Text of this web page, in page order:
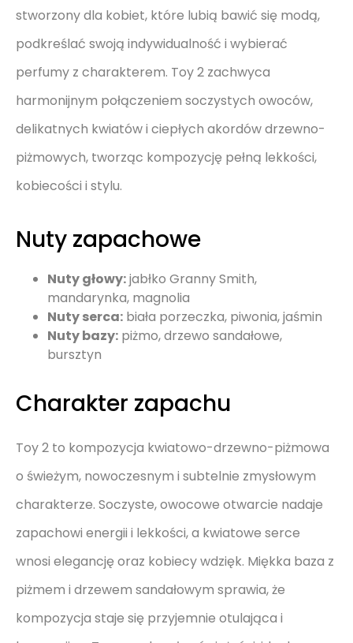
stworzony dla kobiet, które lubią bawić się modą,
podkreślać swoją indywidualność i wybierać
perfumy z charakterem. Toy 2 zachwyca
harmonijnym połączeniem soczystych owoców,
delikatnych kwiatów i ciepłych akordów drzewno-
piżmowych, tworząc kompozycję pełną lekkości,
kobiecości i stylu.
Nuty zapachowe
Nuty głowy:jabłko Granny Smith,
mandarynka, magnolia
Nuty serca: biała porzeczka, piwonia, jaśmin
Nuty bazy: piżmo, drzewo sandałowe,
bursztyn
Charakter zapachu
Toy 2 to kompozycja kwiatowo-drzewno-piżmowa
o świeżym, nowoczesnym i subtelnie zmysłowym
charakterze. Soczyste, owocowe otwarcie nadaje
zapachowi energii i lekkości, a kwiatowe serce
wnosi elegancję oraz kobiecy wdzięk. Miękka baza z
piżmem i drzewem sandałowym sprawia, że
kompozycja staje się przyjemnie otulająca i